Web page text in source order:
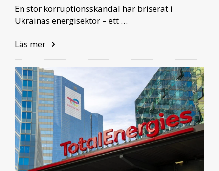
En stor korruptionsskandal har briserat i
Ukrainas energisektor – ett …
Läs mer